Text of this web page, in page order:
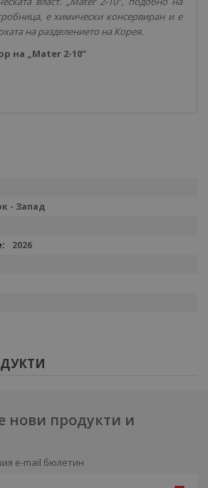
е химически консервиран и е
на разделението на Корея.
на „Mater 2-10“
- Запад
2026
нови продукти и
e-mail бюлетин